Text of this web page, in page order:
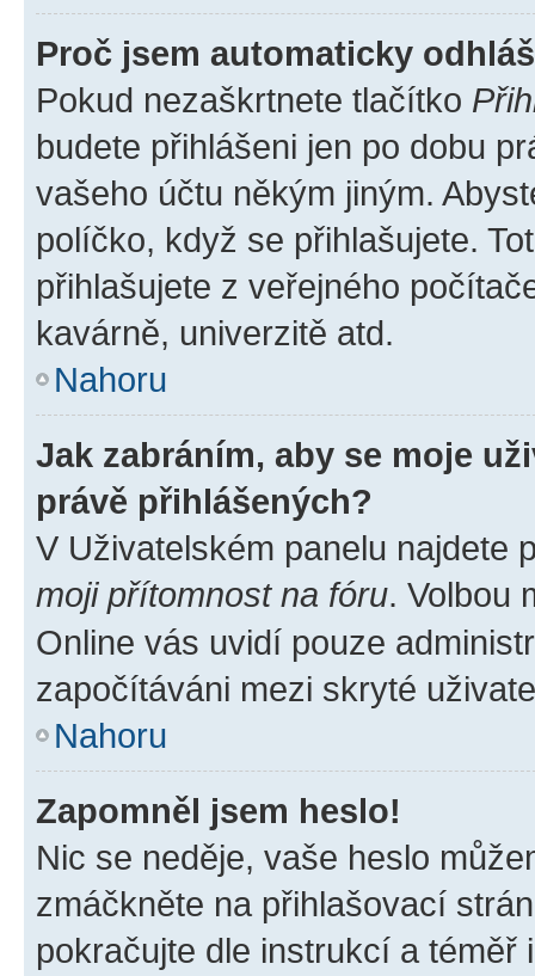
Proč jsem automaticky
Pokud nezaškrtnete tlačítko
budete přihlášeni jen po dobu
vašeho účtu někým jiným.
políčko, když se přihlašujete.
přihlašujete z veřejného
kavárně, univerzitě atd.
Nahoru
Jak zabráním, aby se moje
právě přihlášených?
V Uživatelském panelu najdete
moji přítomnost na fóru. Volbou
Online vás uvidí pouze
započítáváni mezi skryté
Nahoru
Zapomněl jsem heslo!
Nic se neděje, vaše heslo
zmáčkněte na přihlašovací
pokračujte dle instrukcí a téměř